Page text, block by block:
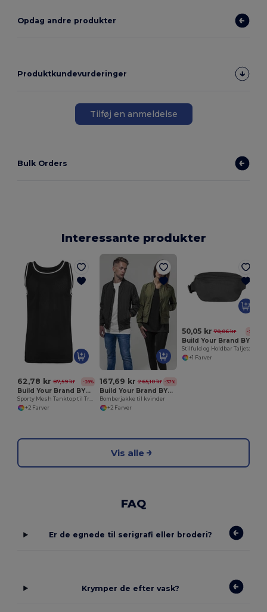
Opdag andre produkter
Produktkundevurderinger
Tilføj en anmeldelse
Bulk Orders
Interessante produkter
62,78 kr 87,59 kr -28%
Build Your Brand BY009
Sporty Mesh Tanktop til Træning og Basketball
+2 Farver
167,69 kr 265,10 kr -37%
Build Your Brand BY044
Bomberjakke til kvinder
+2 Farver
50,05 kr 70,06 kr -29%
Build Your Brand BY059
+1 Farver
Vis alle
FAQ
Er de egnede til serigrafi eller broderi?
Krymper de efter vask?